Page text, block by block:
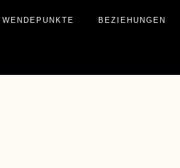
WENDEPUNKTE BEZIEHUNGEN